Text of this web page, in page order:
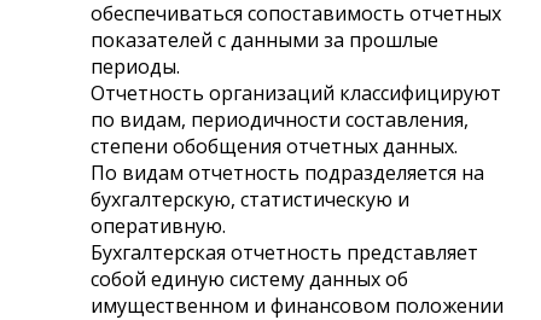
обеспечиваться сопоставимость отчетных
показателей с данными за прошлые
периоды.
Отчетность организаций классифицируют
по видам, периодичности составления,
степени обобщения отчетных данных.
По видам отчетность подразделяется на
бухгалтерскую, статистическую и
оперативную.
Бухгалтерская отчетность представляет
собой единую систему данных об
имущественном и финансовом положении